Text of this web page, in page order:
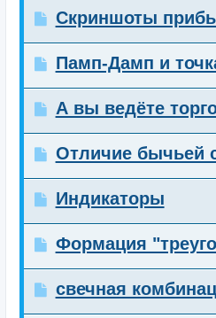
Скриншоты
Памп-Дамп и
А вы ведёте
Отличие бычьей
Индикаторы
Формация
свечная